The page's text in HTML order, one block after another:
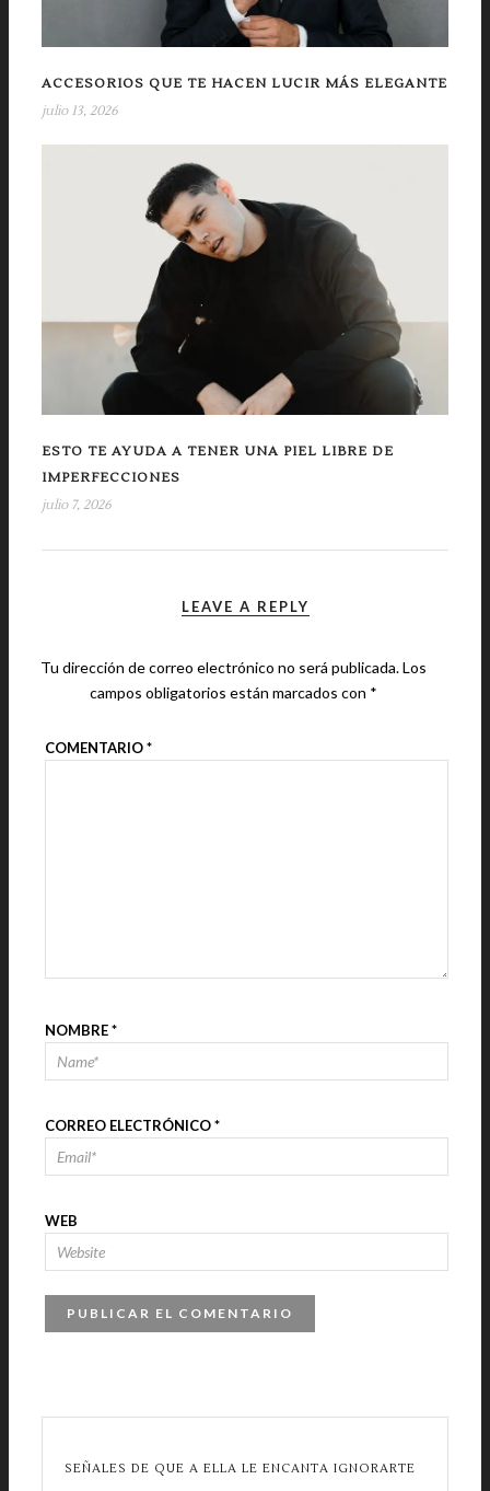
ACCESORIOS QUE TE HACEN LUCIR MÁS ELEGANTE
julio 13, 2026
ESTO TE AYUDA A TENER UNA PIEL LIBRE DE
IMPERFECCIONES
julio 7, 2026
LEAVE A REPLY
Tu dirección de correo electrónico no será publicada.Los
campos obligatorios están marcados con *
COMENTARIO*
NOMBRE*
CORREO ELECTRÓNICO*
WEB
SEÑALES DE QUE A ELLA LE ENCANTA IGNORARTE